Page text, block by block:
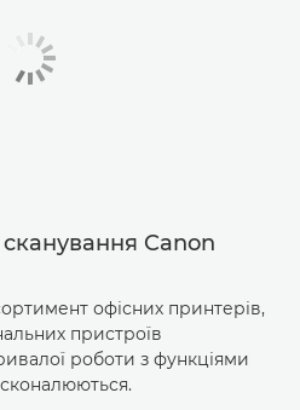
сканування Canon
офісних принтерів,
пристроїв
роботи з функціями